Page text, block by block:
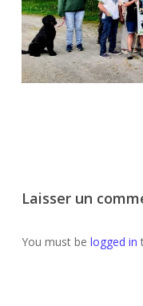
Laisser un
You must be logged in